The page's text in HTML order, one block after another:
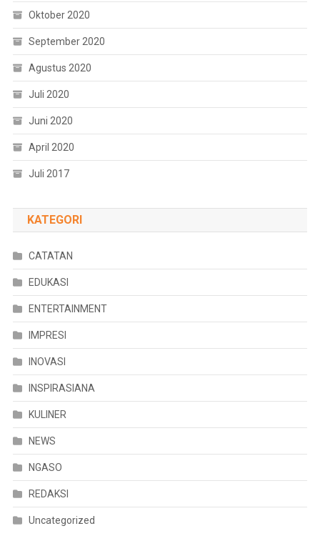
Oktober 2020
September 2020
Agustus 2020
Juli 2020
Juni 2020
April 2020
Juli 2017
KATEGORI
CATATAN
EDUKASI
ENTERTAINMENT
IMPRESI
INOVASI
INSPIRASIANA
KULINER
NEWS
NGASO
REDAKSI
Uncategorized